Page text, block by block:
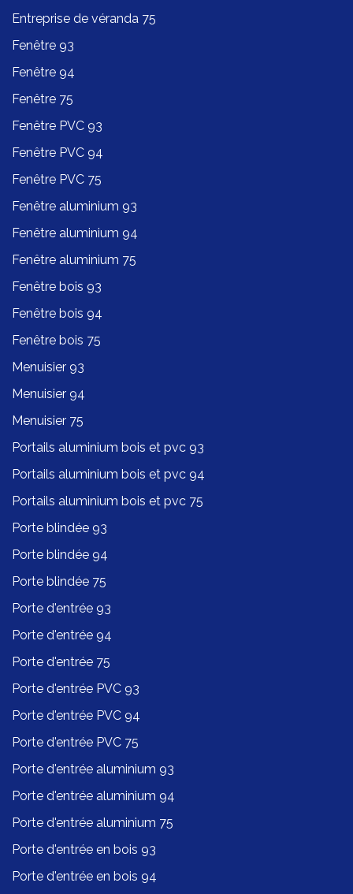
Entreprise de véranda 75
Fenêtre 93
Fenêtre 94
Fenêtre 75
Fenêtre PVC 93
Fenêtre PVC 94
Fenêtre PVC 75
Fenêtre aluminium 93
Fenêtre aluminium 94
Fenêtre aluminium 75
Fenêtre bois 93
Fenêtre bois 94
Fenêtre bois 75
Menuisier 93
Menuisier 94
Menuisier 75
Portails aluminium bois et pvc 93
Portails aluminium bois et pvc 94
Portails aluminium bois et pvc 75
Porte blindée 93
Porte blindée 94
Porte blindée 75
Porte d'entrée 93
Porte d'entrée 94
Porte d'entrée 75
Porte d'entrée PVC 93
Porte d'entrée PVC 94
Porte d'entrée PVC 75
Porte d'entrée aluminium 93
Porte d'entrée aluminium 94
Porte d'entrée aluminium 75
Porte d'entrée en bois 93
Porte d'entrée en bois 94